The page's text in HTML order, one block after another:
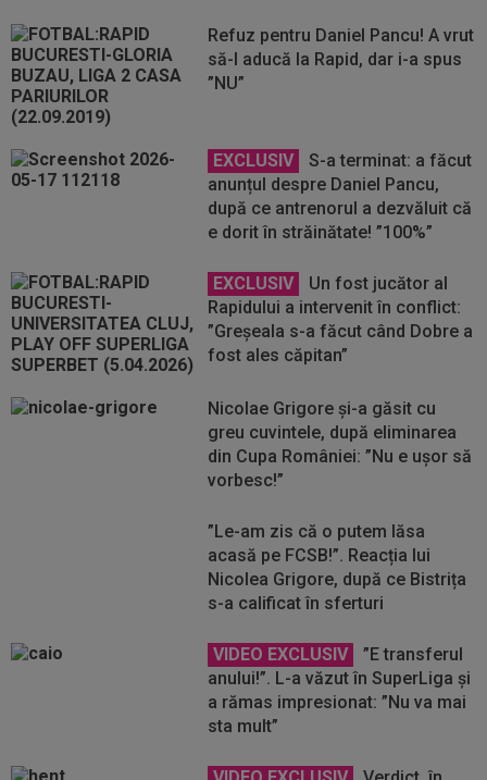
Refuz pentru Daniel Pancu! A vrut
să-l aducă la Rapid, dar i-a spus
”NU”
EXCLUSIV
S-a terminat: a făcut
anunțul despre Daniel Pancu,
după ce antrenorul a dezvăluit că
e dorit în străinătate! ”100%”
EXCLUSIV
Un fost jucător al
Rapidului a intervenit în conflict:
”Greșeala s-a făcut când Dobre a
fost ales căpitan”
Nicolae Grigore și-a găsit cu
greu cuvintele, după eliminarea
din Cupa României: ”Nu e ușor să
vorbesc!”
”Le-am zis că o putem lăsa
acasă pe FCSB!”. Reacția lui
Nicolea Grigore, după ce Bistrița
s-a calificat în sferturi
VIDEO EXCLUSIV
”E transferul
anului!”. L-a văzut în SuperLiga și
a rămas impresionat: ”Nu va mai
sta mult”